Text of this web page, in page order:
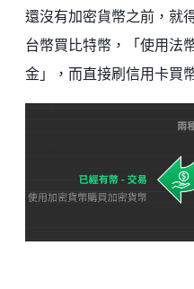
還沒有加密貨幣之前，就
台幣買比特幣，「使用法
金」，而直接刷信用卡買